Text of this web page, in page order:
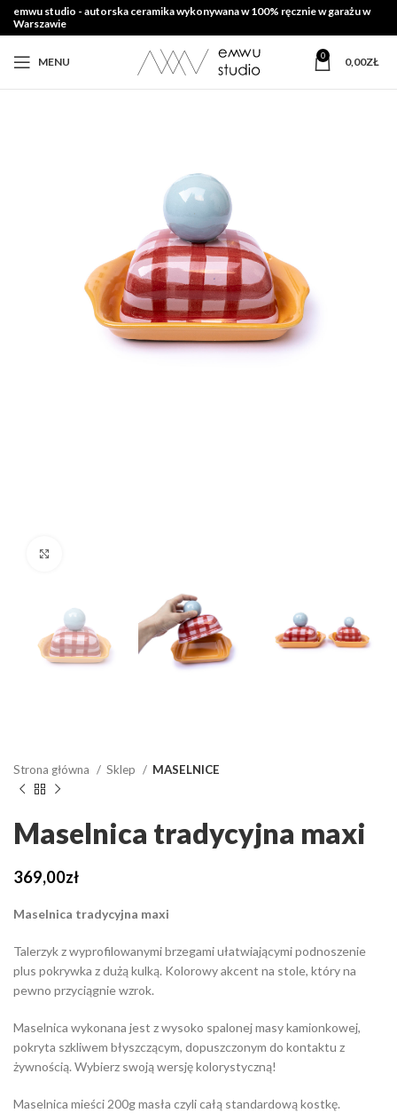
emwu studio - autorska ceramika wykonywana w 100% ręcznie w garażu w
Warszawie
MENU 0 0,00ZŁ
Strona główna Sklep MASELNICE
Maselnica tradycyjna maxi
369,00zł
Maselnica tradycyjna maxi
Talerzyk z wyprofilowanymi brzegami ułatwiającymi podnoszenie
plus pokrywka z dużą kulką. Kolorowy akcent na stole, który na
pewno przyciągnie wzrok.
Maselnica wykonana jest z wysoko spalonej masy kamionkowej,
pokryta szkliwem błyszczącym, dopuszczonym do kontaktu z
żywnością. Wybierz swoją wersję kolorystyczną!
Maselnica mieści 200g masła czyli całą standardową kostkę.